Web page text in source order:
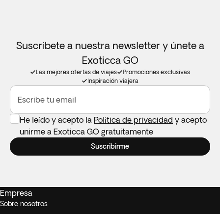
Suscríbete a nuestra newsletter y únete a
Exoticca GO
Las mejores ofertas de viajes
Promociones exclusivas
Inspiración viajera
Escribe tu email
He leído y acepto la Política de privacidad y acepto
unirme a Exoticca GO gratuitamente
Suscribirme
Empresa
Sobre nosotros